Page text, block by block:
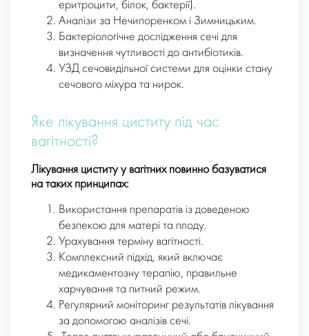
еритроцити, білок, бактерії).
Аналізи за Нечипоренком і Зимницьким.
Бактеріологічне дослідження сечі для
визначення чутливості до антибіотиків.
УЗД сечовидільної системи для оцінки стану
сечового міхура та нирок.
Яке лікування циститу під час
вагітності?
Лікування циститу у вагітних повинно базуватися
на таких принципах:
Використання препаратів із доведеною
безпекою для матері та плоду.
Урахування терміну вагітності.
Комплексний підхід, який включає
медикаментозну терапію, правильне
харчування та питний режим.
Регулярний моніторинг результатів лікування
за допомогою аналізів сечі.